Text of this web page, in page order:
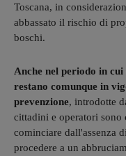
Toscana, in
abbassato il rischio di
boschi.
Anche nel periodo in
restano comunque in
prevenzione, introdotte
cittadini e operatori sono
cominciare dall'assenza
procedere a un